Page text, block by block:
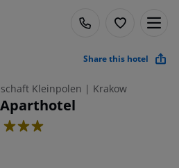
Share this hotel
Kleinpolen | Krakow
Aparthotel
3